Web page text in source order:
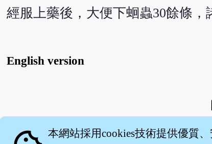
經服上藥後，大便下蛔蟲30餘條，
English version
本網站採用cookies技術提供優質